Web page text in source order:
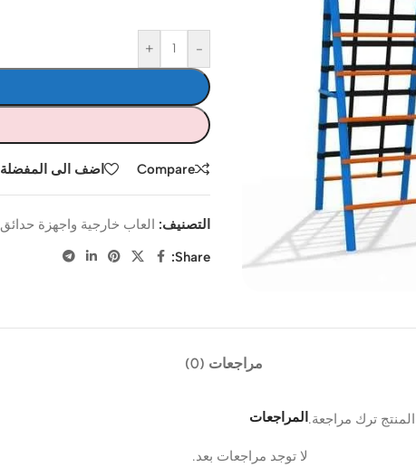
-
+
Compare اضف الى المفضلة
التصنيف: العاب خارجية واجهزة حدائق
Share:
مراجعات (0)
المراجعات
لا توجد مراجعات بعد.
ترك مراجعة.